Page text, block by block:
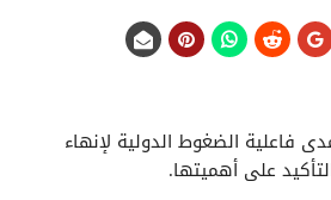
فاعلية الضغوط الدولية لإنهاء
علی أهميتها.